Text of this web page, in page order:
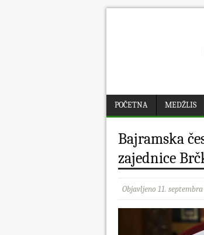
POČETNA MEDŽLIS
Bajramska
zajednice
Objavljeno 11.